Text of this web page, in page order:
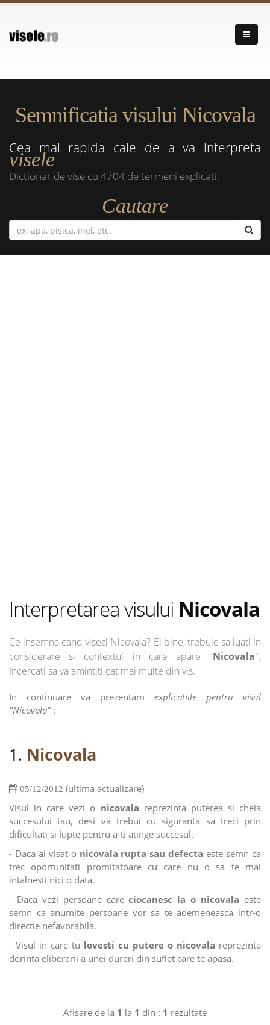
Semnificatia visului Nicovala
Cea mai rapida cale de a va interpreta
visele
Dictionar de vise cu 4704 de termeni explicati.
Cautare
Interpretarea visului Nicovala
Ce insemna cand visezi Nicovala? Ei bine, trebuie sa luati in
considerare si contextul in care apare "Nicovala".
Incercati sa va amintiti cat mai multe din vis.
In continuare va prezentam explicatiile pentru visul
"Nicovala" :
1. Nicovala
05/12/2012 (ultima actualizare)
Visul in care vezi o nicovala reprezinta puterea si cheia
succesului tau, desi va trebui cu siguranta sa treci prin
dificultati si lupte pentru a-ti atinge succesul.
- Daca ai visat o nicovala rupta sau defecta este semn ca
trec oportunitati promitatoare cu care nu o sa te mai
intalnesti nici o data.
- Daca vezi persoane careciocanesc la o nicovala este
semn ca anumite persoane vor sa te ademeneasca intr-o
directie nefavorabila.
- Visul in care tu lovesti cu putere o nicovala reprezinta
dorinta eliberarii a unei dureri din suflet care te apasa.
Afisare de la 1 la 1 din : 1 rezultate